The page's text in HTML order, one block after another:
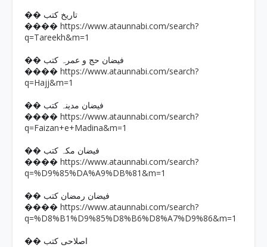
�� تاریخ کتب
���� https://www.ataunnabi.com/search?
q=Tareekh&m=1
�� فیضان حج و عمرہ کتب
���� https://www.ataunnabi.com/search?
q=Hajj&m=1
�� فیضان مدینہ کتب
���� https://www.ataunnabi.com/search?
q=Faizan+e+Madina&m=1
�� فیضان مکہ کتب
���� https://www.ataunnabi.com/search?
q=%D9%85%DA%A9%DB%81&m=1
�� فیضان رمضان کتب
���� https://www.ataunnabi.com/search?
q=%D8%B1%D9%85%D8%B6%D8%A7%D9%86&m=1
�� اصلاحی کتب